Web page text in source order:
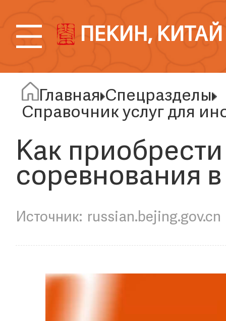
ПЕКИН, КИТАЙ
Главная Спецразделы
Справочник услуг для
Как
соревнования
russian.bejing.gov.cn